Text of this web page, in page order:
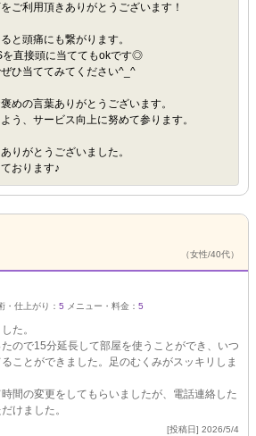
ご利用頂きありがとうございます！
と頭痛にも繋がります。
を直接頭に当ててもokです◎
ひ当ててみてください^_^
めの言葉ありがとうございます。
う、サービス向上に努めて参ります。
りがとうございました。
おります♪
（女性/40代）
・仕上がり： 5 メニュー・料金： 5
た。
ので15分延長して部屋を使うことができ、いつ
ことができました。足のむくみがスッキリしま
間の変更をしてもらいましたが、電話連絡した
けました。
[投稿日] 2026/5/4